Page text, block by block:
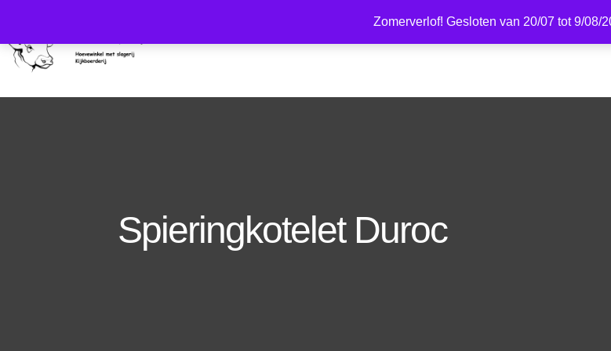
Zomerverlof! Gesloten van 20/07 tot 9/08/
KALENDER BOERDERIJ
Spieringkotelet Duroc